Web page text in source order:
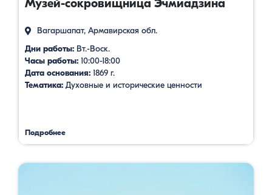
Музей-сокровищница Эчмиадзина
Вагаршапат, Армавирская обл.
Дни работы: Вт.-Воск.
Часы работы: 10:00-18:00
Дата основания: 1869 г.
Тематика: Духовные и исторические ценности
Подробнее